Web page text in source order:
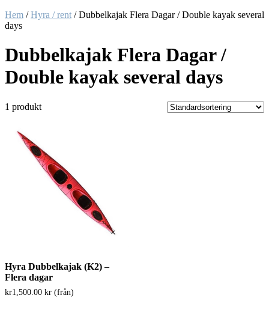
Hem /Hyra / rent / Dubbelkajak Flera Dagar / Double kayak several
days
Dubbelkajak Flera Dagar /
Double kayak several days
1 produkt
Hyra Dubbelkajak (K2) –
Flera dagar
kr1,500.00 kr (från)